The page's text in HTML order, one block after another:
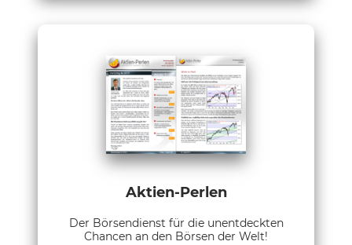
Aktien-Perlen
Der Börsendienst für die unentdeckten
Chancen an den Börsen der Welt!